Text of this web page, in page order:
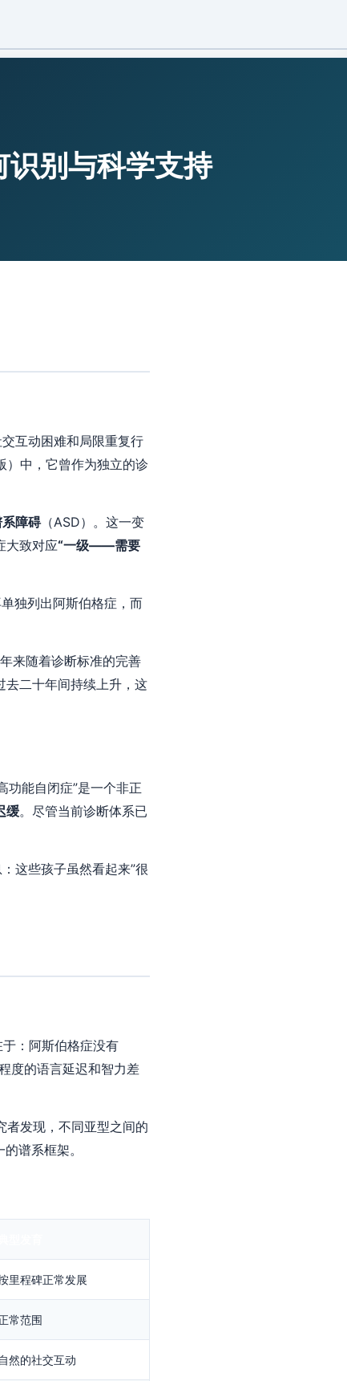
识别与科学支持
交互动困难和局限重复行
）中，它曾作为独立的诊
障碍（ASD）。这一变
大致对应“一级——需要
独列出阿斯伯格症，而
来随着诊断标准的完善
去二十年间持续上升，这
功能自闭症”是一个非正
缓。尽管当前诊断体系已
这些孩子虽然看起来”很
：阿斯伯格症没有
度的语言延迟和智力差
者发现，不同亚型之间的
谱系框架。
里程碑正常发展
常范围
自然的社交互动